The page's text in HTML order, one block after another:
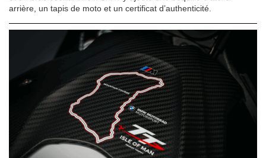
arrière, un tapis de moto et un certificat d’authenticité.